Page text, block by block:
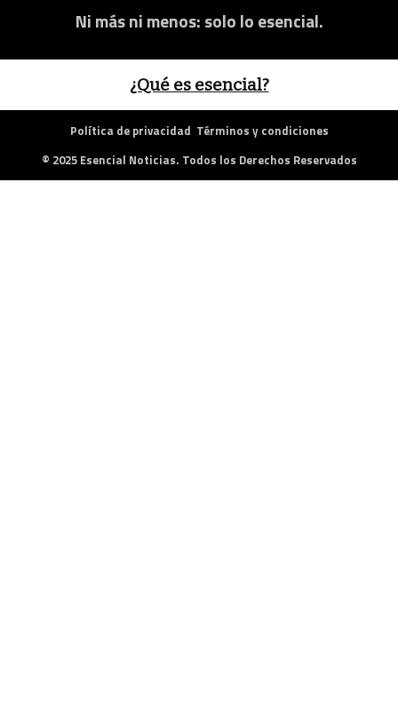
Ni más ni menos: solo lo esencial.
¿Qué es esencial?
Política de privacidad Términos y condiciones
© 2025 Esencial Noticias. Todos los Derechos Reservados